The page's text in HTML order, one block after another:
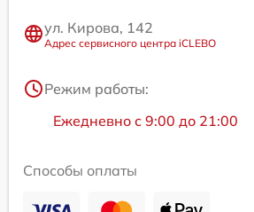
ул. Кирова, 142
Адрес сервисного центра iCLEBO
Режим работы:
Ежедневно с 9:00 до 21:00
Способы оплаты